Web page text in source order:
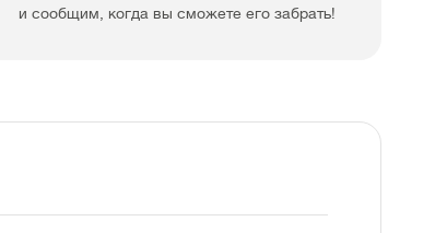
и сообщим, когда вы сможете его забрать!